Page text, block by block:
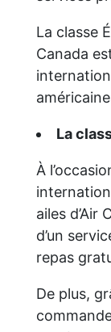
La classe
Canada
La
À
ailes d’Air
d’un
repas
De plus,